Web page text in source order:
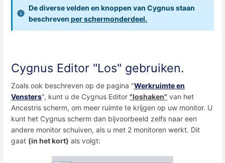
De diverse velden en knoppen van Cygnus staan
beschreven per schermonderdeel.
Cygnus Editor "Los" gebruiken.
Zoals ook beschreven op de pagina "Werkruimte en
Vensters", kunt u de Cygnus Editor "loshaken" van het
Ancestris scherm, om meer ruimte te krijgen op uw monitor. U
kunt het Cygnus scherm dan bijvoorbeeld zelfs naar een
andere monitor schuiven, als u met 2 monitoren werkt. Dit
gaat (in het kort) als volgt: